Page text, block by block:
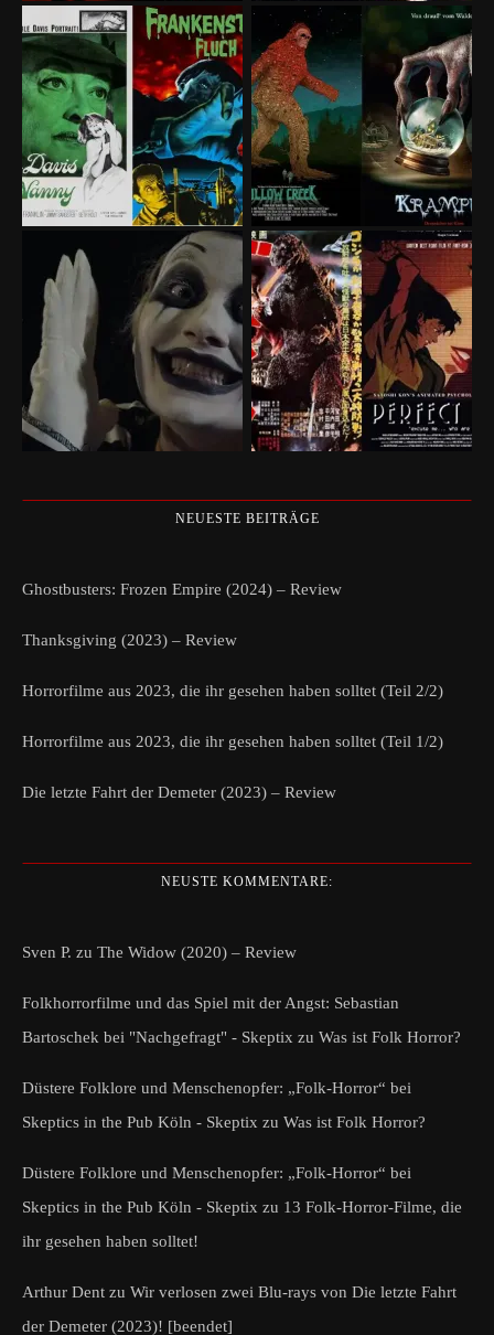
NEUESTE BEITRÄGE
Ghostbusters: Frozen Empire (2024) – Review
Thanksgiving (2023) – Review
Horrorfilme aus 2023, die ihr gesehen haben solltet (Teil 2/2)
Horrorfilme aus 2023, die ihr gesehen haben solltet (Teil 1/2)
Die letzte Fahrt der Demeter (2023) – Review
NEUSTE KOMMENTARE:
Sven P. zu The Widow (2020) – Review
Folkhorrorfilme und das Spiel mit der Angst: Sebastian
Bartoschek bei "Nachgefragt" - Skeptix zu Was ist Folk Horror?
Düstere Folklore und Menschenopfer: „Folk-Horror“ bei
Skeptics in the Pub Köln - Skeptix zu Was ist Folk Horror?
Düstere Folklore und Menschenopfer: „Folk-Horror“ bei
Skeptics in the Pub Köln - Skeptix zu 13 Folk-Horror-Filme, die
ihr gesehen haben solltet!
Arthur Dent zu Wir verlosen zwei Blu-rays von Die letzte Fahrt
der Demeter (2023)! [beendet]